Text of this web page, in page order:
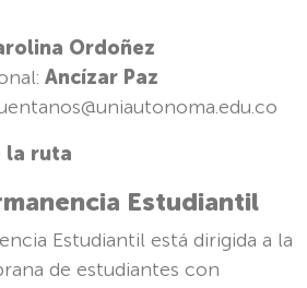
Ordoñez
Ancízar Paz
la ruta
Estudiantil
Estudiantil está dirigida a la
de estudiantes con